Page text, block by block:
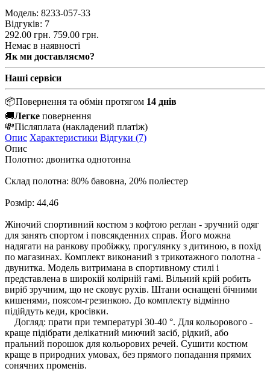
Модель: 8233-057-33
Відгуків: 7
292.00 грн. 759.00 грн.
Немає в наявності
Як ми доставляємо?
Наші сервіси
📦Повернення та обмін протягом 14 днів
🚚Легке повернення
💸Післяплата (накладений платіж)
Опис Характеристики Відгуки (7)
Опис
Полотно: двонитка однотонна
Склад полотна: 80% бавовна, 20% поліестер
Розмір: 44,46
Жіночий спортивний костюм з кофтою реглан - зручний одяг
для занять спортом і повсякденних справ. Його можна
надягати на ранкову пробіжку, прогулянку з дитиною, в похід
по магазинах. Комплект виконаний з трикотажного полотна -
двунитка. Модель витримана в спортивному стилі і
представлена ​​в широкій колірній гамі. Вільний крій робить
виріб зручним, що не сковує рухів. Штани оснащені бічними
кишенями, поясом-грезинкою. До комплекту відмінно
підійдуть кеди, кросівки.
Догляд: прати при температурі 30-40 °. Для кольорового -
краще підібрати делікатний миючий засіб, рідкий, або
пральний порошок для кольорових речей. Сушити костюм
краще в природних умовах, без прямого попадання прямих
сонячних променів.